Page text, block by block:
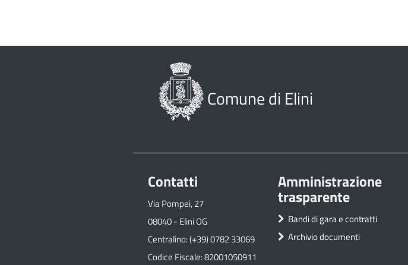
Comune di Elini
Contatti
Via Pompei, 27
08040 - Elini OG
Centralino: (+39) 0782 33069
Codice Fiscale: 82001050911
Amministrazione
trasparente
Bandi di gara e contratti
Archivio documenti